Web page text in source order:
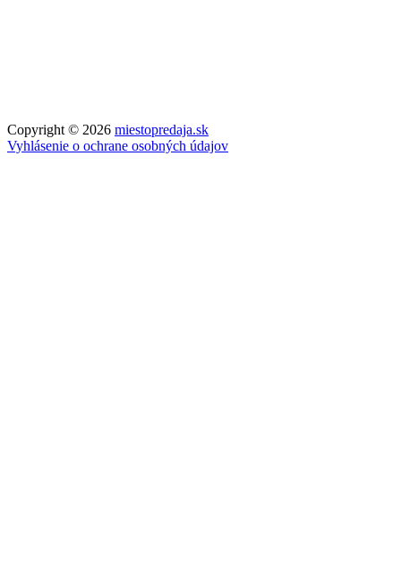
Copyright © 2026 miestopredaja.sk
Vyhlásenie o ochrane osobných údajov